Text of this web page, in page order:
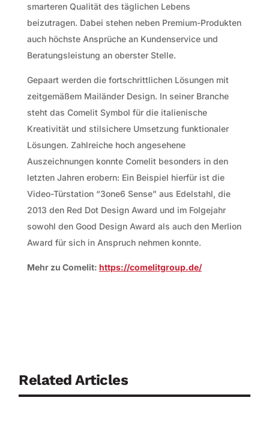
smarteren Qualität des täglichen Lebens
beizutragen. Dabei stehen neben Premium-Produkten
auch höchste Ansprüche an Kundenservice und
Beratungsleistung an oberster Stelle.
Gepaart werden die fortschrittlichen Lösungen mit
zeitgemäßem Mailänder Design. In seiner Branche
steht das Comelit Symbol für die italienische
Kreativität und stilsichere Umsetzung funktionaler
Lösungen. Zahlreiche hoch angesehene
Auszeichnungen konnte Comelit besonders in den
letzten Jahren erobern: Ein Beispiel hierfür ist die
Video-Türstation “3one6 Sense” aus Edelstahl, die
2013 den Red Dot Design Award und im Folgejahr
sowohl den Good Design Award als auch den Merlion
Award für sich in Anspruch nehmen konnte.
Mehr zu Comelit: https://comelitgroup.de/
Related Articles